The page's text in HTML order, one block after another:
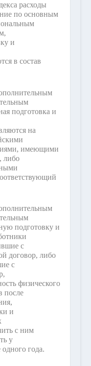
расходы
по основным
и
в состав
подготовка и
на
имеющими
либо
подготовку и
с
договор, либо
с
физического
после
и
с ним
у
года.